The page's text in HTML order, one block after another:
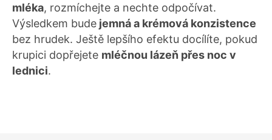
mléka, rozmíchejte a nechte odpočívat.
Výsledkem bude jemná a krémová konzistence
bez hrudek. Ještě lepšího efektu docílíte, pokud
krupici dopřejete mléčnou lázeň přes noc v
lednici.